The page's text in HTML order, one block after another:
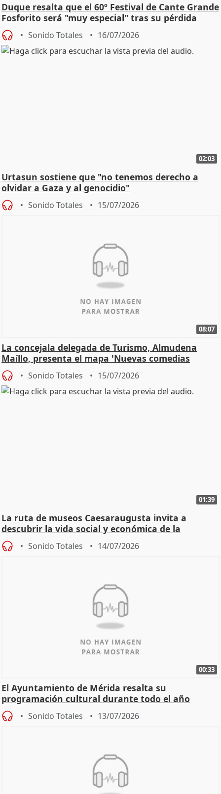
Duque resalta que el 60º Festival de Cante Grande
Fosforito será "muy especial" tras su pérdida
Sonido Totales 16/07/2026
02:03
Urtasun sostiene que "no tenemos derecho a
olvidar a Gaza y al genocidio"
Sonido Totales 15/07/2026
08:07
La concejala delegada de Turismo, Almudena
Maíllo, presenta el mapa 'Nuevas comedias
madrileñas'
Sonido Totales 15/07/2026
01:39
La ruta de museos Caesaraugusta invita a
descubrir la vida social y económica de la
Zaragoza ro
Sonido Totales 14/07/2026
00:33
El Ayuntamiento de Mérida resalta su
programación cultural durante todo el año
Sonido Totales 13/07/2026